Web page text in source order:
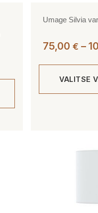
Umage Silvia
75,00 € –
VALITSE